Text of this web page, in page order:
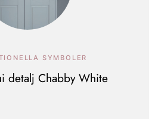
SYMBOLER
detalj Chabby White